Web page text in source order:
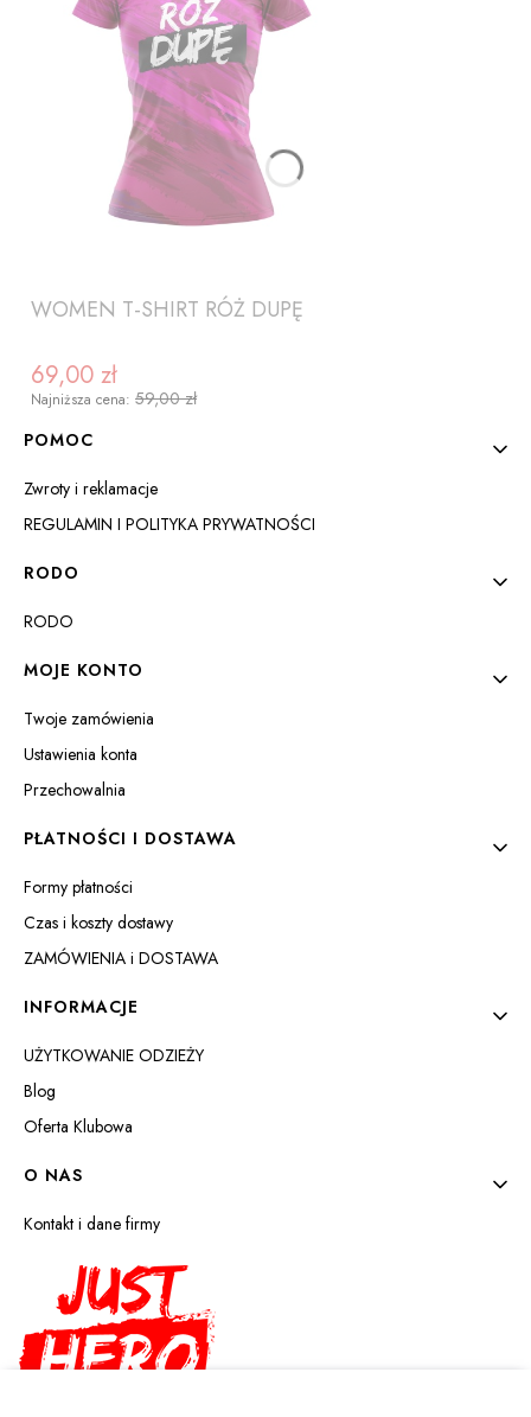
WOMEN T-SHIRT RÓŻ DUPĘ
Cena promocyjna
69,00 zł
Najniższa cena: 59,00 zł
Linki w stopce
POMOC
Zwroty i reklamacje
REGULAMIN I POLITYKA PRYWATNOŚCI
RODO
RODO
MOJE KONTO
Twoje zamówienia
Ustawienia konta
Przechowalnia
PŁATNOŚCI I DOSTAWA
Formy płatności
Czas i koszty dostawy
ZAMÓWIENIA i DOSTAWA
INFORMACJE
UŻYTKOWANIE ODZIEŻY
Blog
Oferta Klubowa
O NAS
Kontakt i dane firmy